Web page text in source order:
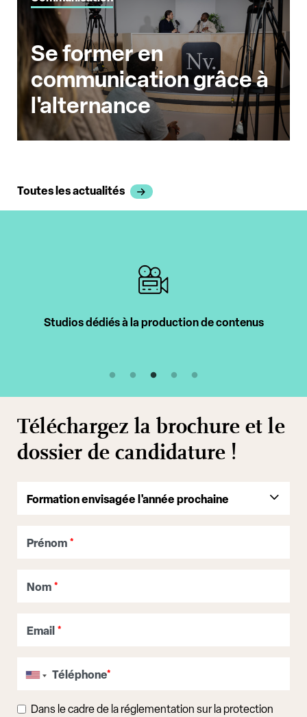
Se former en
communication grâce à
l'alternance
Toutes les actualités
Intervenants professionnels
Téléchargez la brochure et le
dossier de candidature !
Prénom *
Nom *
Email *
Téléphone*
Dans le cadre de la réglementation sur la protection